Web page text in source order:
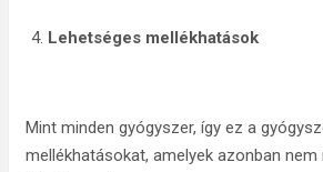
Lehetséges mellékhatások
Mint minden gyógyszer, így ez a
mellékhatásokat, amelyek azonban nem